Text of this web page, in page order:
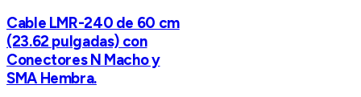
Cable LMR-240 de 60 cm
(23.62 pulgadas) con
Conectores N Macho y
SMA Hembra.